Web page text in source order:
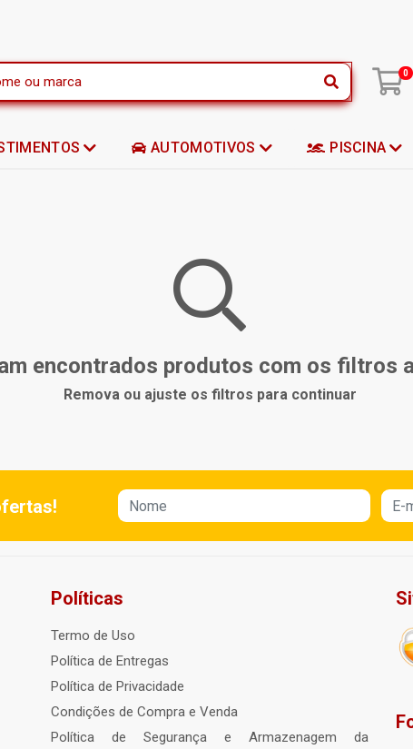
0
AUTOMOTIVOS PISCINA
encontrados produtos com os filtros
Remova ou ajuste os filtros para continuar
Políticas
Termo de Uso
Política de Entregas
Política de Privacidade
Condições de Compra e Venda
Política de Segurança e Armazenagem da